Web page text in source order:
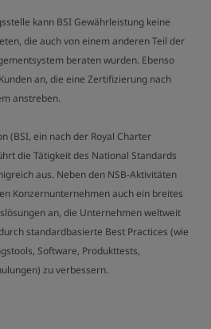
kann BSI Gewährleistung keine
die auch von einem anderen Teil der
beraten wurden. Ebenso
an, die eine Zertifizierung nach
anstreben.
(BSI, ein nach der Royal Charter
die Tätigkeit des National Standards
aus. Neben den NSB-Aktivitäten
Konzernunternehmen auch ein breites
an, die Unternehmen weltweit
standardbasierte Best Practices (wie
Software, Produkttests,
zu verbessern.